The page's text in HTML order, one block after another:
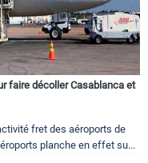
faire décoller Casablanca et
fret des aéroports de
planche en effet su...